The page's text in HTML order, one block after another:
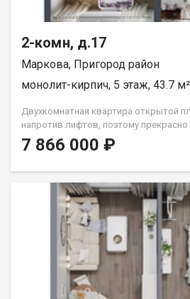
2-комн, д.17
Маркова, Пригород район
монолит-кирпич, 5 этаж, 43.7 м²
Двухкомнатная квартира открытой
напротив лифтов, поэтому
маленьким ребёнком или человека с
возможностями. Расположение окон
компаний «Восток Центр Иркутск»
7 866 000 ₽